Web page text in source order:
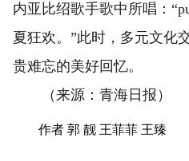
内亚比绍歌手歌中所唱：
夏狂欢。”此时，多元文化
贵难忘的美好回忆。
（来源：青海日报）
作者 郭 靓 王菲菲 王臻